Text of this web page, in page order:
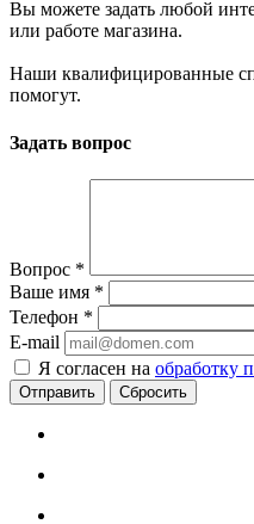
Вы можете задать любой
или работе магазина.
Наши квалифицированные
помогут.
Задать вопрос
Вопрос *
Ваше имя *
Телефон *
E-mail
Я согласен на обработку
Сбросить